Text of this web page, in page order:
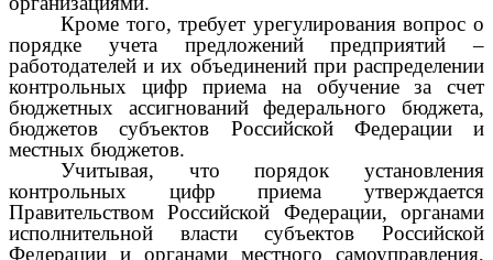
Кроме того, требует урегулирования вопрос о
порядке учета предложений предприятий –
работодателей и их объединений при распределении
контрольных цифр приема на обучение за счет
бюджетных ассигнований федерального бюджета,
бюджетов субъектов Российской Федерации и
местных бюджетов.
Учитывая, что порядок установления
контрольных цифр приема утверждается
Правительством Российской Федерации, органами
исполнительной власти субъектов Российской
Федерации и органами местного самоуправления,